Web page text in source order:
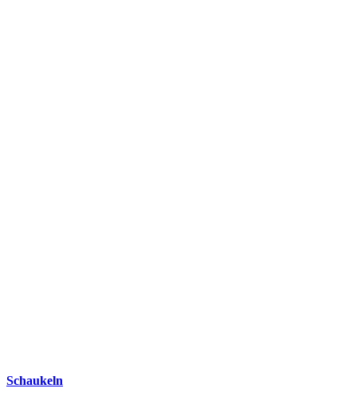
Schaukeln